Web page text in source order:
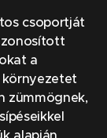
csoportját
a
környezetet
zümmögnek,